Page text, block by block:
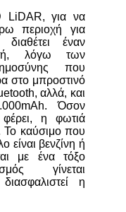
LiDAR, για να
περιοχή για
έναν
λόγω των
που
στο μπροστινό
αλλά, και
Όσον
η φωτιά
Το καύσιμο που
είναι βενζίνη ή
με ένα τόξο
γίνεται
η